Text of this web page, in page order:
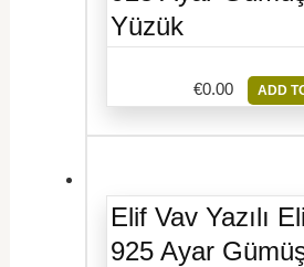
Yüzük
€0.00 ADD
Elif Vav Yazılı
925 Ayar